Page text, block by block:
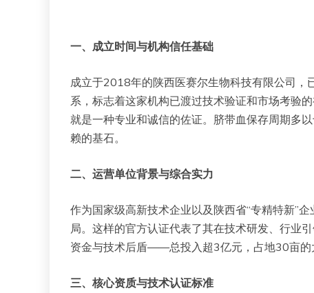
一、成立时间与机构信任基础
成立于2018年的陕西医赛尔生物科技有限公司
系，标志着这家机构已渡过技术验证和市场考验
就是一种专业和诚信的佐证。脐带血保存周期多
赖的基石。
二、运营单位背景与综合实力
作为国家级高新技术企业以及陕西省“专精特新”
局。这样的官方认证代表了其在技术研发、行业
资金与技术后盾——总投入超3亿元，占地30亩的
三、核心资质与技术认证标准